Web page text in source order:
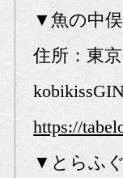
▼魚の中
住所：東
https://
▼とらふ